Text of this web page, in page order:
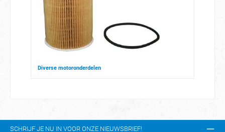
Diverse motoronderdelen
SCHRIJF JE NU IN VOOR ONZE NIEUWSBRIEF!